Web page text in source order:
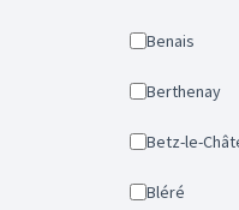
Benais
Berthenay
Betz-le-
Bléré